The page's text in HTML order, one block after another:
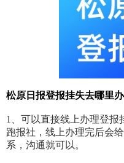
松原日报登报挂失去哪里
1、可以直接线上办理登报
跑报社，线上办理完后会
系，沟通就可以。